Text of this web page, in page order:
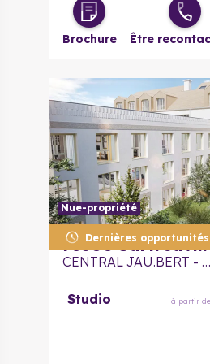
4 pièces à partir de
Brochure Être
Dernières opportunités
Nue-propriété
78500
CENTRAL JAU.BERT - Nue Propriété
Studio à partir de